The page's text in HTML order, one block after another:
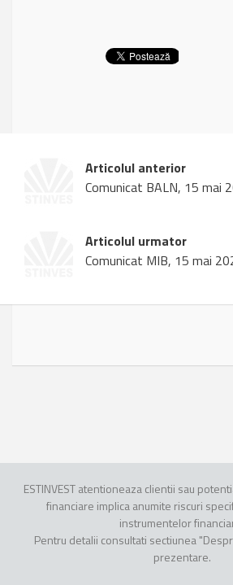
Articolul anterior
Comunicat BALN, 15 mai
Articolul urmator
Comunicat MIB, 15 mai
ESTINVEST atentioneaza clientii sau
financiare implica anumite riscuri
instrumentelor
Pentru detalii consultati sectiunea
prezentare.